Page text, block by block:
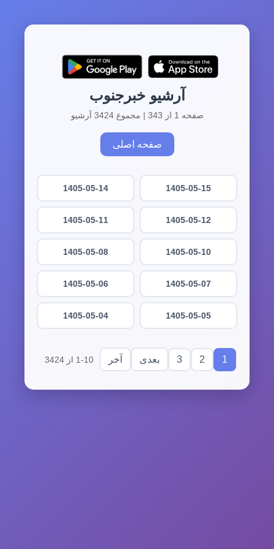
آرشیو خبرجنوب
صفحه 1 از 343 | مجموع 3424 آرشیو
صفحه اصلی
1405-05-15
1405-05-14
1405-05-12
1405-05-11
1405-05-10
1405-05-08
1405-05-07
1405-05-06
1405-05-05
1405-05-04
1
2
3 بعدی آخر 1-10 از 3424